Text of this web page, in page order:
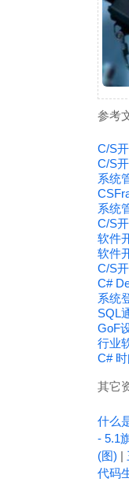
参考
C/S
C/S
系统
系统
C/S
软件
软件
C/S
C#
系统
SQL
GoF
行业
C#
其它
什么
- 5.1
(图) |
代码